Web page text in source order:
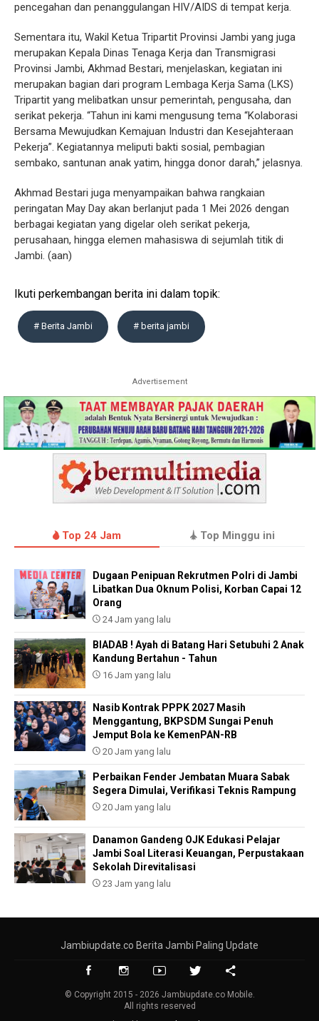
pencegahan dan penanggulangan HIV/AIDS di tempat kerja.
Sementara itu, Wakil Ketua Tripartit Provinsi Jambi yang juga
merupakan Kepala Dinas Tenaga Kerja dan Transmigrasi
Provinsi Jambi, Akhmad Bestari, menjelaskan, kegiatan ini
merupakan bagian dari program Lembaga Kerja Sama (LKS)
Tripartit yang melibatkan unsur pemerintah, pengusaha, dan
serikat pekerja. “Tahun ini kami mengusung tema “Kolaborasi
Bersama Mewujudkan Kemajuan Industri dan Kesejahteraan
Pekerja”. Kegiatannya meliputi bakti sosial, pembagian
sembako, santunan anak yatim, hingga donor darah,” jelasnya.
Akhmad Bestari juga menyampaikan bahwa rangkaian
peringatan May Day akan berlanjut pada 1 Mei 2026 dengan
berbagai kegiatan yang digelar oleh serikat pekerja,
perusahaan, hingga elemen mahasiswa di sejumlah titik di
Jambi. (aan)
Ikuti perkembangan berita ini dalam topik:
# Berita Jambi # berita jambi
Advertisement
Top 24 Jam Top Minggu ini
Dugaan Penipuan Rekrutmen Polri di Jambi
Libatkan Dua Oknum Polisi, Korban Capai 12
Orang
24 Jam yang lalu
BIADAB ! Ayah di Batang Hari Setubuhi 2 Anak
Kandung Bertahun - Tahun
16 Jam yang lalu
Nasib Kontrak PPPK 2027 Masih
Menggantung, BKPSDM Sungai Penuh
Jemput Bola ke KemenPAN-RB
20 Jam yang lalu
Perbaikan Fender Jembatan Muara Sabak
Segera Dimulai, Verifikasi Teknis Rampung
20 Jam yang lalu
Danamon Gandeng OJK Edukasi Pelajar
Jambi Soal Literasi Keuangan, Perpustakaan
Sekolah Direvitalisasi
23 Jam yang lalu
Jambiupdate.co Berita Jambi Paling Update
© Copyright 2015 - 2026 Jambiupdate.co Mobile.
All rights reserved